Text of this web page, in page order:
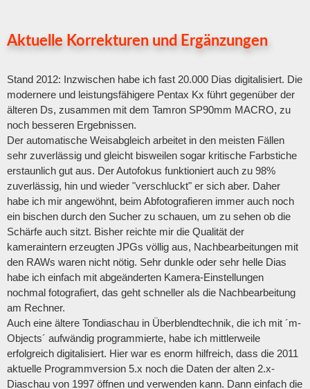
Aktuelle Korrekturen und Ergänzungen
Stand 2012: Inzwischen habe ich fast 20.000 Dias digitalisiert. Die
modernere und leistungsfähigere Pentax Kx führt gegenüber der
älteren Ds, zusammen mit dem Tamron SP90mm MACRO, zu
noch besseren Ergebnissen.
Der automatische Weisabgleich arbeitet in den meisten Fällen
sehr zuverlässig und gleicht bisweilen sogar kritische Farbstiche
erstaunlich gut aus. Der Autofokus funktioniert auch zu 98%
zuverlässig, hin und wieder "verschluckt" er sich aber. Daher
habe ich mir angewöhnt, beim Abfotografieren immer auch noch
ein bischen durch den Sucher zu schauen, um zu sehen ob die
Schärfe auch sitzt. Bisher reichte mir die Qualität der
kameraintern erzeugten JPGs völlig aus, Nachbearbeitungen mit
den RAWs waren nicht nötig. Sehr dunkle oder sehr helle Dias
habe ich einfach mit abgeänderten Kamera-Einstellungen
nochmal fotografiert, das geht schneller als die Nachbearbeitung
am Rechner.
Auch eine ältere Tondiaschau in Überblendtechnik, die ich mit ´m-
Objects´ aufwändig programmierte, habe ich mittlerweile
erfolgreich digitalisiert. Hier war es enorm hilfreich, dass die 2011
aktuelle Programmversion 5.x noch die Daten der alten 2.x-
Diaschau von 1997 öffnen und verwenden kann. Dann einfach die